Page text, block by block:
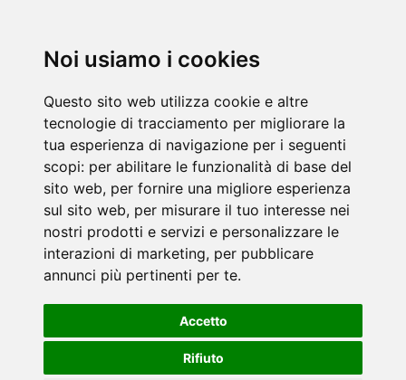
Noi usiamo i cookies
Questo sito web utilizza cookie e altre
tecnologie di tracciamento per migliorare la
tua esperienza di navigazione per i seguenti
scopi: per abilitare le funzionalità di base del
sito web, per fornire una migliore esperienza
sul sito web, per misurare il tuo interesse nei
nostri prodotti e servizi e personalizzare le
interazioni di marketing, per pubblicare
annunci più pertinenti per te.
Accetto
Rifiuto